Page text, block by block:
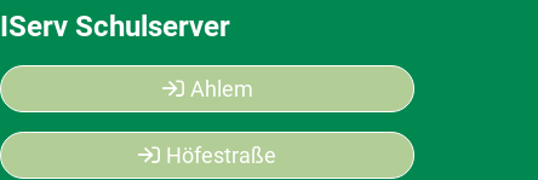
IServ Schulserver
Ahlem
Höfestraße